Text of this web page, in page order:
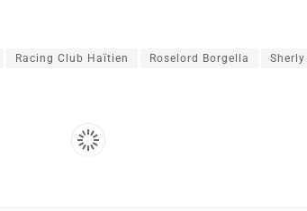
Racing Club Haïtien Roselord Borgella